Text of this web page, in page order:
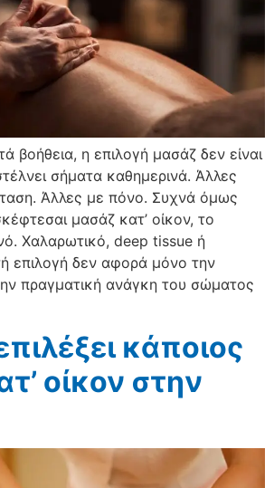
βοήθεια, η επιλογή μασάζ δεν είναι
σήματα καθημερινά. Άλλες
Άλλες με πόνο. Συχνά όμως
μασάζ κατ’ οίκον, το
Χαλαρωτικό, deep tissue ή
επιλογή δεν αφορά μόνο την
πραγματική ανάγκη του σώματος
κάποιος
οίκον στην